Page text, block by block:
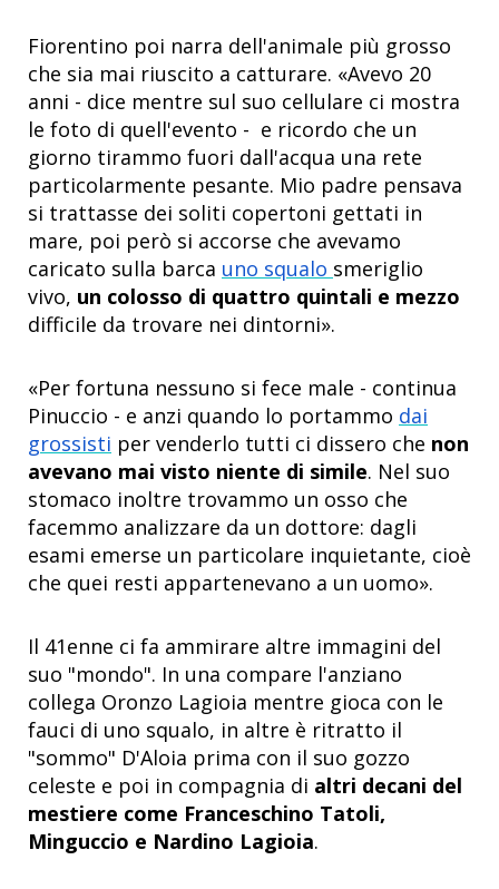
Fiorentino poi narra dell'animale più grosso
che sia mai riuscito a catturare. «Avevo 20
anni - dice mentre sul suo cellulare ci mostra
le foto di quell'evento - e ricordo che un
giorno tirammo fuori dall'acqua una rete
particolarmente pesante. Mio padre pensava
si trattasse dei soliti copertoni gettati in
mare, poi però si accorse che avevamo
caricato sulla barca uno squalo smeriglio
vivo, un colosso di quattro quintali e mezzo
difficile da trovare nei dintorni».
«Per fortuna nessuno si fece male - continua
Pinuccio - e anzi quando lo portammo dai
grossisti per venderlo tutti ci dissero che non
avevano mai visto niente di simile. Nel suo
stomaco inoltre trovammo un osso che
facemmo analizzare da un dottore: dagli
esami emerse un particolare inquietante, cioè
che quei resti appartenevano a un uomo».
Il 41enne ci fa ammirare altre immagini del
suo "mondo". In una compare l'anziano
collega Oronzo Lagioia mentre gioca con le
fauci di uno squalo, in altre è ritratto il
"sommo" D'Aloia prima con il suo gozzo
celeste e poi in compagnia di altri decani del
mestiere come Franceschino Tatoli,
Minguccio e Nardino Lagioia.